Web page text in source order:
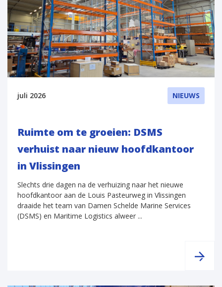
juli 2026 NIEUWS
Ruimte om te groeien: DSMS
verhuist naar nieuw hoofdkantoor
in Vlissingen
Slechts drie dagen na de verhuizing naar het nieuwe
hoofdkantoor aan de Louis Pasteurweg in Vlissingen
draaide het team van Damen Schelde Marine Services
(DSMS) en Maritime Logistics alweer ...